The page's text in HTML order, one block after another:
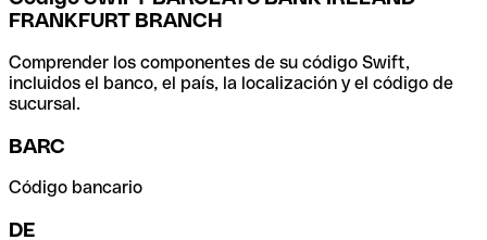
FRANKFURT BRANCH
Comprender los componentes de su código Swift,
incluidos el banco, el país, la localización y el código de
sucursal.
BARC
Código bancario
DE